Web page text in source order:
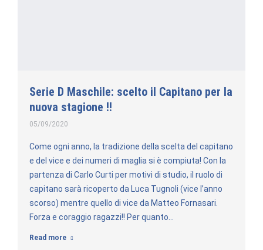
Serie D Maschile: scelto il Capitano per la
nuova stagione !!
05/09/2020
Come ogni anno, la tradizione della scelta del capitano
e del vice e dei numeri di maglia si è compiuta! Con la
partenza di Carlo Curti per motivi di studio, il ruolo di
capitano sarà ricoperto da Luca Tugnoli (vice l’anno
scorso) mentre quello di vice da Matteo Fornasari.
Forza e coraggio ragazzi!! Per quanto…
Read more